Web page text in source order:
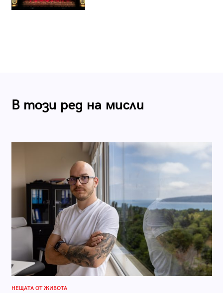
В този ред на мисли
НЕЩАТА ОТ ЖИВОТА